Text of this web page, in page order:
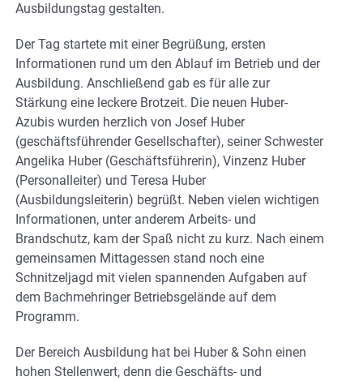
Ausbildungstag gestalten.
Der Tag startete mit einer Begrüßung, ersten
Informationen rund um den Ablauf im Betrieb und der
Ausbildung. Anschließend gab es für alle zur
Stärkung eine leckere Brotzeit. Die neuen Huber-
Azubis wurden herzlich von Josef Huber
(geschäftsführender Gesellschafter), seiner Schwester
Angelika Huber (Geschäftsführerin), Vinzenz Huber
(Personalleiter) und Teresa Huber
(Ausbildungsleiterin) begrüßt. Neben vielen wichtigen
Informationen, unter anderem Arbeits- und
Brandschutz, kam der Spaß nicht zu kurz. Nach einem
gemeinsamen Mittagessen stand noch eine
Schnitzeljagd mit vielen spannenden Aufgaben auf
dem Bachmehringer Betriebsgelände auf dem
Programm.
Der Bereich Ausbildung hat bei Huber & Sohn einen
hohen Stellenwert, denn die Geschäfts- und